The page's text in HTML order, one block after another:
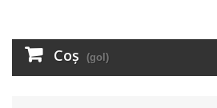
Coş (gol)